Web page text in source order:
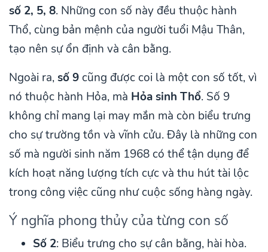
số 2, 5, 8. Những con số này đều thuộc hành
Thổ, cùng bản mệnh của người tuổi Mậu Thân,
tạo nên sự ổn định và cân bằng.
Ngoài ra,số 9 cũng được coi là một con số tốt, vì
nó thuộc hành Hỏa, mà Hỏa sinh Thổ. Số 9
không chỉ mang lại may mắn mà còn biểu trưng
cho sự trường tồn và vĩnh cửu. Đây là những con
số mà người sinh năm 1968 có thể tận dụng để
kích hoạt năng lượng tích cực và thu hút tài lộc
trong công việc cũng như cuộc sống hàng ngày.
Ý nghĩa phong thủy của từng con số
Số 2: Biểu trưng cho sự cân bằng, hài hòa.